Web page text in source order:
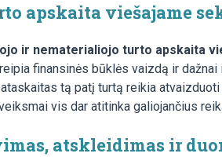
apskaita viešajame
ir nematerialiojo turto apskaita
finansinės būklės vaizdą ir
tą patį turtą reikia atvaizduoti
vis dar atitinka galiojančius
atskleidimas ir